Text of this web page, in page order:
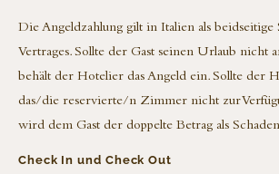
KRANEWITTER GESELLSCHAFT
ZIMMER & SUITEN
HÄUSER DER WIESE
BERGHÜTTEN
GOLF
SAGENWELT
BÄNKE
AUSFLUGSZIELE
HOCHLANDRINDER
RADOIN 1560 WEINGUT
RESIDENZ IM GRÜNWEINHOF
WEINREISE
NATUR-WALDBESITZ
HOFLADEN
GREEN-TOURISM
Die Angeldzahlung gilt in Italien als beidseitige
Vertrages. Sollte der Gast seinen Urlaub nicht
behält der Hotelier das Angeld ein. Sollte der
das/die reservierte/n Zimmer nicht zur
wird dem Gast der doppelte Betrag als
Check In und Check Out